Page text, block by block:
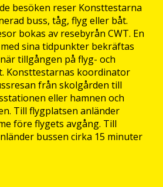
besöken reser Konsttestarna
buss, tåg, flyg eller båt.
bokas av resebyrån CWT. En
sina tidpunkter bekräftas
tillgången på flyg- och
Konsttestarnas koordinator
från skolgården till
eller hamnen och
Till flygplatsen anländer
före flygets avgång. Till
bussen cirka 15 minuter